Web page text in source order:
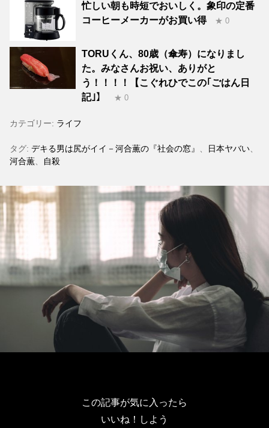
忙しい朝も時短でおいしく。象印の定番
コーヒーメーカーがお買い得
★ 0
TORUくん、80歳（傘寿）になりまし
た。みなさんお祝い、ありがと
う！！！！【こぐれひでこの｢ごはん日
記｣】
★ 0
カテゴリー: ライフ
タグ: デキる男は尻がイイ－河合薫の『社会の窓』 、 日本ヤバい、
河合薫、 自殺
この記事が気に入ったら
いいね！しよう